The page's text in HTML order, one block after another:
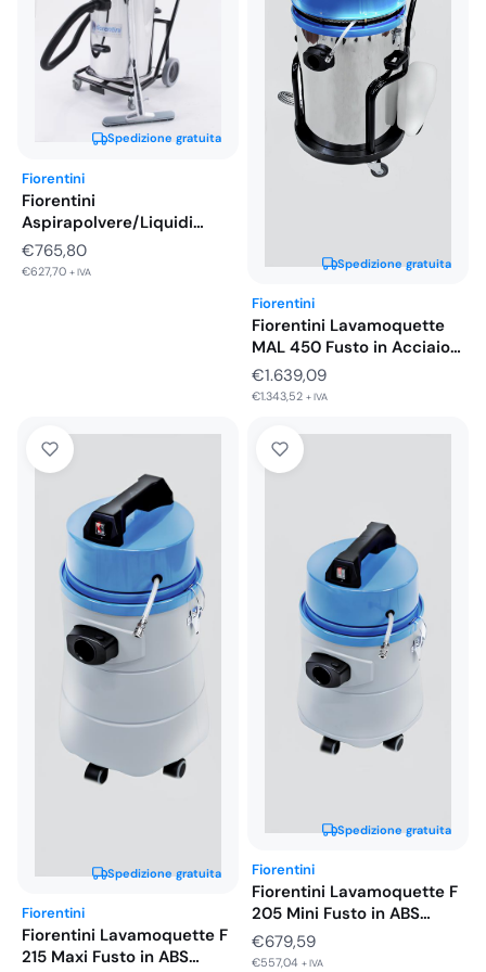
Spedizione gratuita
Fiorentini
Fiorentini
Aspirapolvere/Liquidi
Elettrica F48F1 2 Motori da
1000w…
€765,80
€627,70 + IVA
Spedizione gratuita
Fiorentini
Fiorentini Lavamoquette
MAL 450 Fusto in Acciaio
Inox…
€1.639,09
€1.343,52 + IVA
Spedizione gratuita
Fiorentini
Fiorentini Lavamoquette F
215 Maxi Fusto in ABS…
Spedizione gratuita
Fiorentini
Fiorentini Lavamoquette F
205 Mini Fusto in ABS…
€679,59
€557,04 + IVA